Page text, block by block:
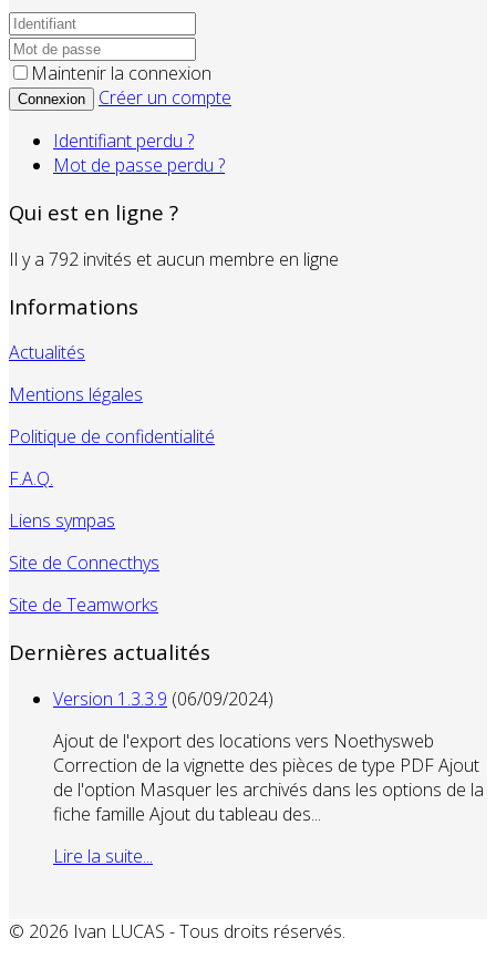
Maintenir la connexion
Connexion
Créer un compte
Identifiant perdu ?
Mot de passe perdu ?
Qui est en ligne ?
Il y a 792 invités et aucun membre en ligne
Informations
Actualités
Mentions légales
Politique de confidentialité
F.A.Q.
Liens sympas
Site de Connecthys
Site de Teamworks
Dernières actualités
Version 1.3.3.9 (06/09/2024)
Ajout de l'export des locations vers Noethysweb
Correction de la vignette des pièces de type PDF Ajout
de l'option Masquer les archivés dans les options de la
fiche famille Ajout du tableau des...
Lire la suite...
© 2026 Ivan LUCAS - Tous droits réservés.